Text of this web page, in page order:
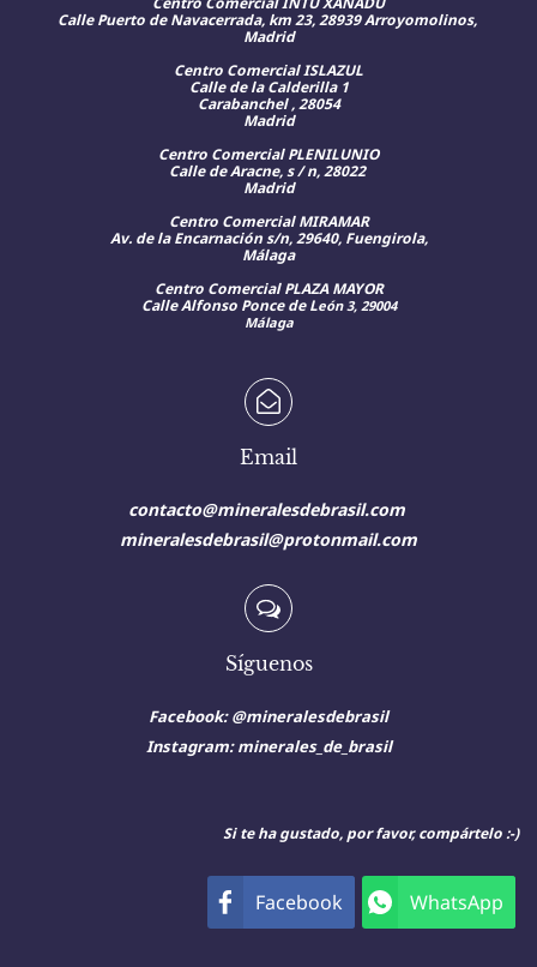
CallePuerto de Navacerrada, km 23, 28939 Arroyomolinos,
Madrid
Centro Comercial ISLAZUL
Calle de la Calderilla 1
Carabanchel , 28054
Madrid
Centro Comercial PLENILUNIO
Calle de Aracne, s / n, 28022
Madrid
Centro Comercial MIRAMAR
Av. de la Encarnación s/n, 29640, Fuengirola,
Málaga
Centro Comercial PLAZA MAYOR
Calle Alfonso Ponce de León 3, 29004
Málaga
Email
contacto@mineralesdebrasil.com
mineralesdebrasil@protonmail.com
Síguenos
Facebook: @mineralesdebrasil
Instagram:minerales_de_brasil
Si te ha gustado, por favor, compártelo :-)
Facebook WhatsApp